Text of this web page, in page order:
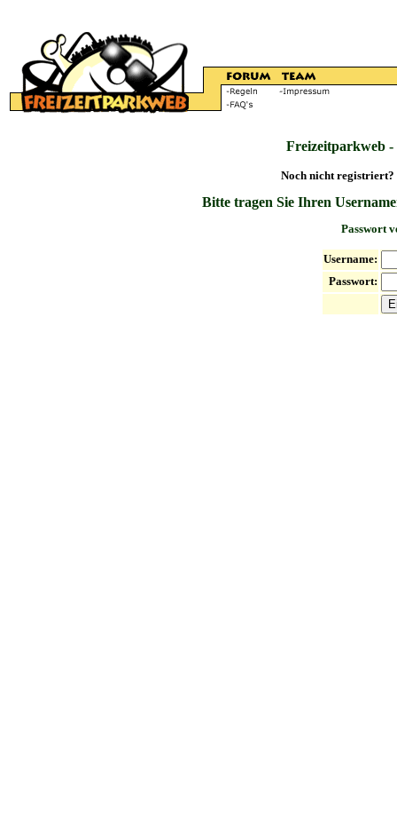
Freizeitparkweb
Noch nicht registriert?
Bitte tragen Sie Ihren
Passwort
Username:
Passwort: